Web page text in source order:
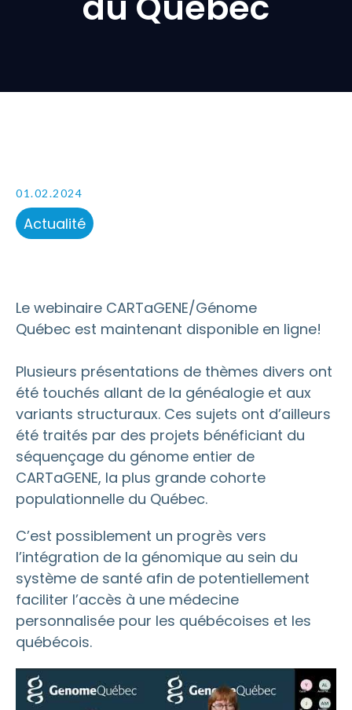
01.02.2024
Actualité
Le webinaire CARTaGENE/Génome
Québec est maintenant disponible en ligne!
Plusieurs présentations de thèmes divers ont
été touchés allant de la généalogie et aux
variants structuraux. Ces sujets ont d’ailleurs
été traités par des projets bénéficiant du
séquençage du génome entier de
CARTaGENE, la plus grande cohorte
populationnelle du Québec.
C’est possiblement un progrès vers
l’intégration de la génomique au sein du
système de santé afin de potentiellement
faciliter l’accès à une médecine
personnalisée pour les québécoises et les
québécois.